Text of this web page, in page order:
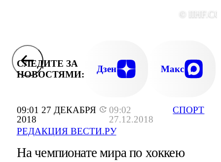
09:01 27 ДЕКАБРЯ
2018
09:02
27.12.2018
РЕДАКЦИЯ ВЕСТИ.РУ
СПОРТ
©
СЛЕДИТЕ ЗА
НОВОСТЯМИ:
Дзен Макс
На чемпионате мира по хоккею